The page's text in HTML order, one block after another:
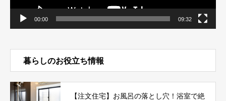
00:00 09:32
暮らしのお役立ち情報
【注文住宅】お風呂の落とし穴！浴室で絶